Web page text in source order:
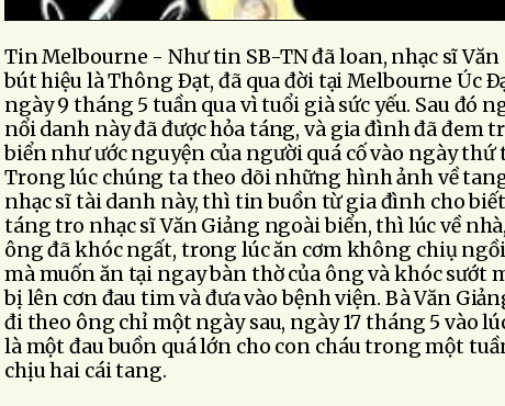
Tin Melbourne - Như tin SB-TN đã loan, nhạc sĩ Văn
bút hiệu là Thông Ðạt, đã qua đời tại Melbourne Úc
ngày 9 tháng 5 tuần qua vì tuổi già sức yếu. Sau đó
nổi danh này đã được hỏa táng, và gia đình đã đem
biển như ước nguyện của người quá cố vào ngày thứ
Trong lúc chúng ta theo dõi những hình ảnh về
nhạc sĩ tài danh này, thì tin buồn từ gia đình cho
táng tro nhạc sĩ Văn Giảng ngoài biển, thì lúc về
ông đã khóc ngất, trong lúc ăn cơm không chiụ
mà muốn ăn tại ngay bàn thờ của ông và khóc sướt
bị lên cơn đau tim và đưa vào bệnh viện. Bà Văn
đi theo ông chỉ một ngày sau, ngày 17 tháng 5 vào
là một đau buồn quá lớn cho con cháu trong một
chịu hai cái tang.